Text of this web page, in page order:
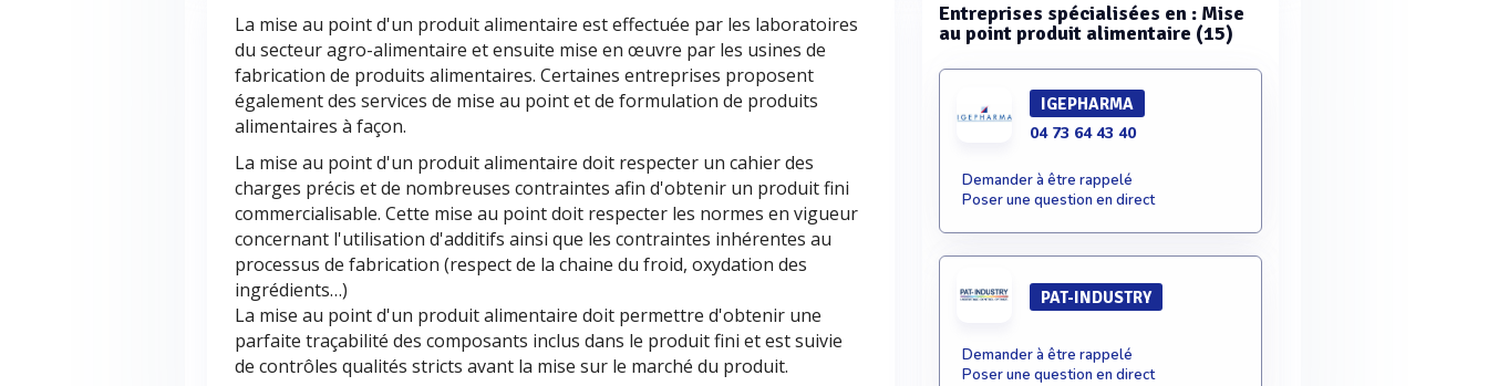
La mise au point d'un produit alimentaire est effectuée par les laboratoires
du secteur agro-alimentaire et ensuite mise en œuvre par les usines de
fabrication de produits alimentaires. Certaines entreprises proposent
également des services de mise au point et de formulation de produits
alimentaires à façon.
La mise au point d'un produit alimentaire doit respecter un cahier des
charges précis et de nombreuses contraintes afin d'obtenir un produit fini
commercialisable. Cette mise au point doit respecter les normes en vigueur
concernant l'utilisation d'additifs ainsi que les contraintes inhérentes au
processus de fabrication (respect de la chaine du froid, oxydation des
ingrédients…)
La mise au point d'un produit alimentaire doit permettre d'obtenir une
parfaite traçabilité des composants inclus dans le produit fini et est suivie
de contrôles qualités stricts avant la mise sur le marché du produit.
Entreprises spécialisées en : Mise
au point produit alimentaire (15)
IGEPHARMA
04 73 64 43 40
Demander à être rappelé
Poser une question en direct
PAT-INDUSTRY
Demander à être rappelé
Poser une question en direct